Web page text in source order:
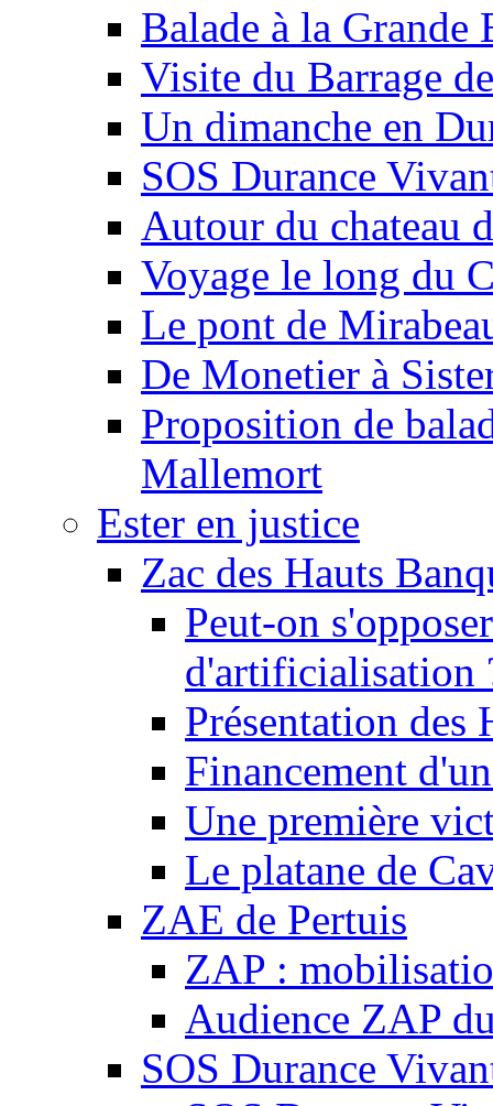
Balade à la Grande
Visite du Barrage
Un dimanche en
SOS Durance
Autour du chateau
Voyage le long du
Le pont de
De Monetier à
Proposition de
Mallemort
Ester en justice
Zac des Hauts
Peut-on
d'artificialisation
Présentation des
Financement
Une première
Le platane de
ZAE de Pertuis
ZAP :
Audience ZAP
SOS Durance